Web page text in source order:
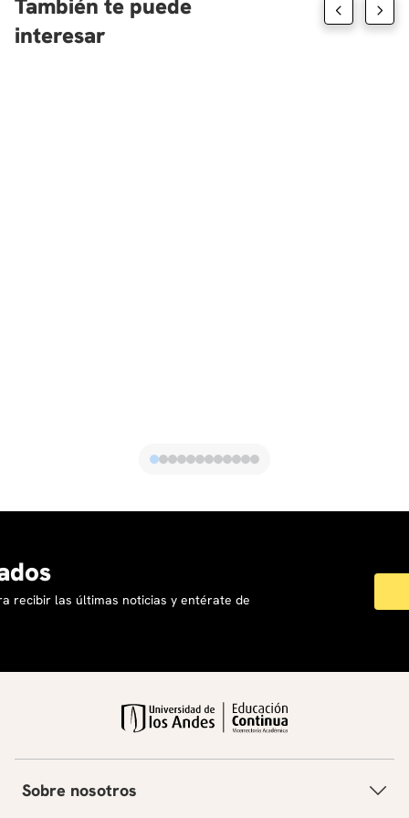
También te puede
interesar
recibir las últimas noticias y entérate de
Sobre nosotros